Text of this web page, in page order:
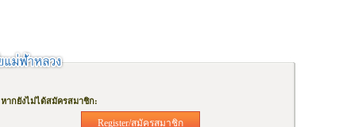
หากยังไม่ได้สมัครสมาชิก:
Register/สมัครสมาชิก